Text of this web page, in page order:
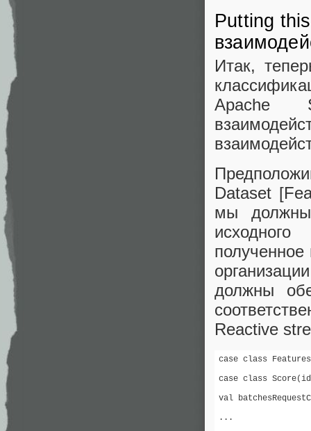
Putting
Итак,
Apache
Dataset
мы
должны
Reactive
case class
case class
val
...